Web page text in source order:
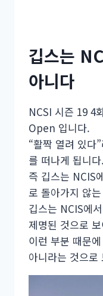
깁스는
아니다
NCSI 시즌 19 4
Open 입니다.
“활짝 열려 있다
를 떠나게 됩니다.
즉 깁스는 NCIS
로 돌아가지 않
깁스는 NCIS에
제명된 것으로
이런 부분 때문
아니라는 것으로